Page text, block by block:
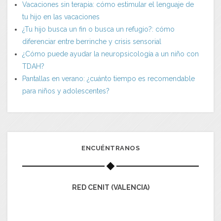
Vacaciones sin terapia: cómo estimular el lenguaje de
tu hijo en las vacaciones
¿Tu hijo busca un fin o busca un refugio?: cómo
diferenciar entre berrinche y crisis sensorial
¿Cómo puede ayudar la neuropsicología a un niño con
TDAH?
Pantallas en verano: ¿cuánto tiempo es recomendable
para niños y adolescentes?
ENCUÉNTRANOS
RED CENIT (VALENCIA)